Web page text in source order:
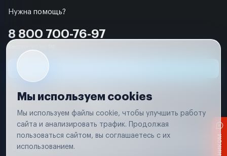
Нужна помощь?
8 800 700-76-97
Условия использования
Удаление аккаунта
Вся информация, представленная на сайте, носит исключительно
соответствии с положениями статьи 437 (п. 2) Гражданского кодекса
Мы используем cookies
Мы используем файлы cookie, чтобы улучшить работу
сайта и анализировать трафик. Продолжая
пользоваться сайтом, вы соглашаетесь с их
использованием.